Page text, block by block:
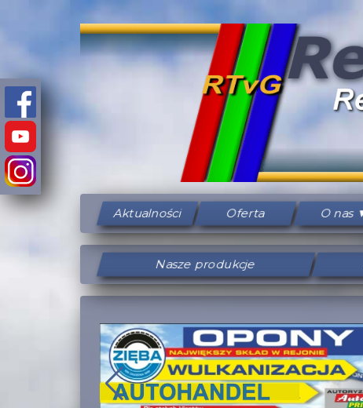
Aktualności Oferta O nas
Nasze produkcje